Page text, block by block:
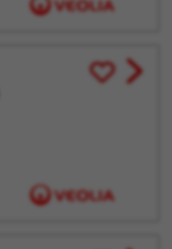
Enregistrer
pour
View
job